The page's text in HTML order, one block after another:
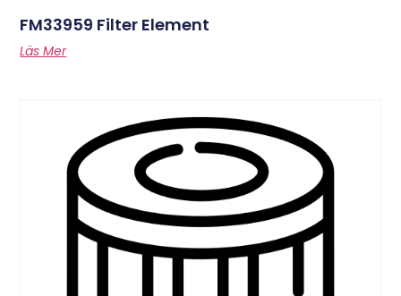
FM33959 Filter Element
Läs Mer